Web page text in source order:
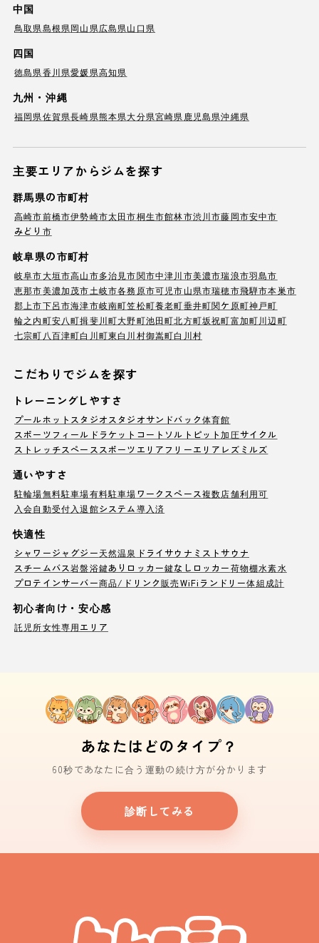
中国
鳥取県島根県岡山県広島県山口県
四国
徳島県香川県愛媛県高知県
九州・沖縄
福岡県佐賀県長崎県熊本県大分県宮崎県 鹿児島県沖縄県
主要エリアからジムを探す
群馬県の市町村
高崎市前橋市伊勢崎市太田市桐生市館林市渋川市藤岡市安中市
みどり市
岐阜県の市町村
岐阜市大垣市高山市多治見市関市中津川市美濃市瑞浪市羽島市
恵那市美濃加茂市土岐市各務原市可児市山県市瑞穂市飛騨市本巣市
郡上市下呂市海津市岐南町笠松町養老町垂井町関ケ原町神戸町
輪之内町安八町揖斐川町大野町池田町北方町坂祝町富加町川辺町
七宗町 八百津町白川町東白川村御嵩町白川村
こだわりでジムを探す
トレーニングしやすさ
プールホットスタジオ スタジオサンドバック体育館
スポーツフィールド ラケットコート ソルトピット加圧サイクル
ストレッチスペース スポーツエリア フリーエリア レズミルズ
通いやすさ
駐輪場無料駐車場有料駐車場ワークスペース複数店舗利用可
入会自動受付 入退館システム導入済
快適性
シャワージャグジー天然温泉 ドライサウナ ミストサウナ
スチームバス岩盤浴鍵ありロッカー鍵なしロッカー荷物棚水素水
プロテインサーバー商品/ドリンク販売WiFi ランドリー体組成計
初心者向け・安心感
託児所女性専用エリア
あなたはどのタイプ？
60秒であなたに合う運動の続け方が分かります
診断してみる